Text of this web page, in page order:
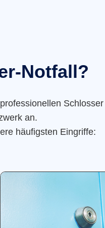
Notfall?
an.
häufigsten Eingriffe: